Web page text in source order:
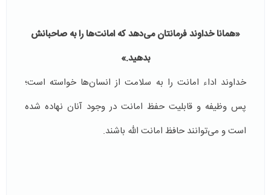
«همانا خداوند فرمانتان مى‌دهد كه امانت‌ها را به صاحبانش
بدهيد.»
خداوند اداء امانت را به سلامت از انسان‌ها خواسته است؛
پس وظیفه و قابلیت حفظ امانت در وجود آنان نهاده شده
است و می‌توانند حافظ امانت الله باشند.